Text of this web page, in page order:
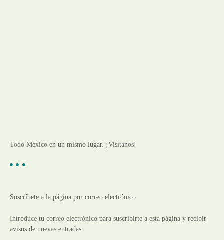
Todo México en un mismo lugar. ¡Visítanos!
Suscríbete a la página por correo electrónico
Introduce tu correo electrónico para suscribirte a esta página y recibir
avisos de nuevas entradas.